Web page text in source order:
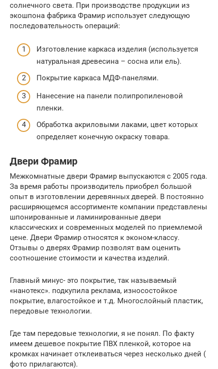
солнечного света. При производстве продукции из
экошпона фабрика Фрамир использует следующую
последовательность операций:
Изготовление каркаса изделия (используется
натуральная древесина – сосна или ель).
Покрытие каркаса МДФ-панелями.
Нанесение на панели полипропиленовой
пленки.
Обработка акриловыми лаками, цвет которых
определяет конечную окраску товара.
Двери Фрамир
Межкомнатные двери Фрамир выпускаются с 2005 года.
За время работы производитель приобрел большой
опыт в изготовлении деревянных дверей. В постоянно
расширяющемся ассортименте компании представлены
шпонированные и ламинированные двери
классических и современных моделей по приемлемой
цене. Двери Фрамир относятся к эконом-классу.
Отзывы о дверях Фрамир позволят вам оценить
соотношение стоимости и качества изделий.
Главный минус- это покрытие, так называемый
«нанотекс». подкупила реклама, износостойкое
покрытие, влагостойкое и т.д. Многослойный пластик,
передовые технологии.
Где там передовые технологии, я не понял. По факту
имеем дешевое покрытие ПВХ пленкой, которое на
кромках начинает отклеиваться через несколько дней (
фото прилагаются).